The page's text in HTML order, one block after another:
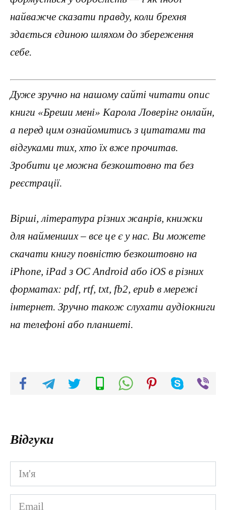
найважче сказати правду, коли брехня
здається єдиною шляхом до збереження
себе.
Дуже зручно на нашому сайті читати опис
книги «Бреши мені» Карола Ловерінг онлайн,
а перед цим ознайомитись з цитатами та
відгуками тих, хто їх вже прочитав.
Зробити це можна безкоштовно та без
реєстрації.
Вірші, література різних жанрів, книжки
для найменших – все це є у нас. Ви можете
скачати книгу повністю безкоштовно на
iPhone, iPad з ОС Android або iOS в різних
форматах: pdf, rtf, txt, fb2, epub в мережі
інтернет. Зручно також слухати аудіокниги
на телефоні або планшеті.
Відгуки
Ім'я
*
Email